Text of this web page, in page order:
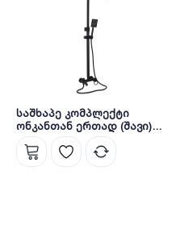
საშხაპე კომპლექტი
ონკანთან ერთად (შავი)
(NV-005)